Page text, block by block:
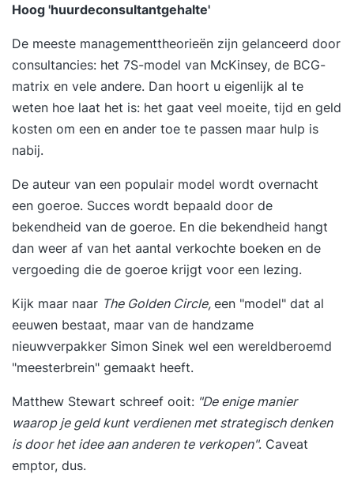
positieve aanpak. Ze confronteren op een
respectvolle manier, dagen je uit en helpen je om
het maximale uit jezelf te halen.
Hoog 'huurdeconsultantgehalte'
De meeste managementtheorieën zijn gelanceerd door
consultancies: het 7S-model van McKinsey, de BCG-
matrix en vele andere. Dan hoort u eigenlijk al te
weten hoe laat het is: het gaat veel moeite, tijd en geld
kosten om een en ander toe te passen maar hulp is
nabij.
De auteur van een populair model wordt overnacht
een goeroe. Succes wordt bepaald door de
bekendheid van de goeroe. En die bekendheid hangt
dan weer af van het aantal verkochte boeken en de
vergoeding die de goeroe krijgt voor een lezing.
Kijk maar naar The Golden Circle, een "model" dat al
eeuwen bestaat, maar van de handzame
nieuwverpakker Simon Sinek wel een wereldberoemd
"meesterbrein" gemaakt heeft.
Matthew Stewart schreef ooit: "De enige manier
waarop je geld kunt verdienen met strategisch denken
is door het idee aan anderen te verkopen". Caveat
emptor, dus.